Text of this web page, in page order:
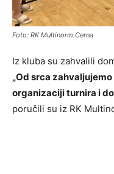
Foto: RK Multinorm Cerna
Iz kluba su zahvalili
„Od srca
organizaciji turnira i
poručili su iz RK